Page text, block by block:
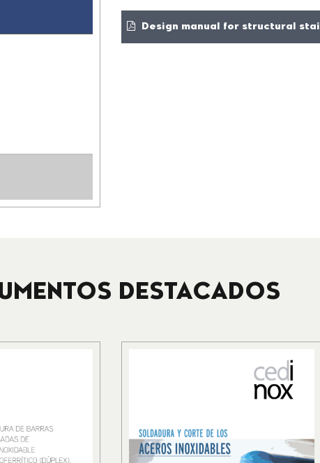
Design manual for structural
DESTACADOS